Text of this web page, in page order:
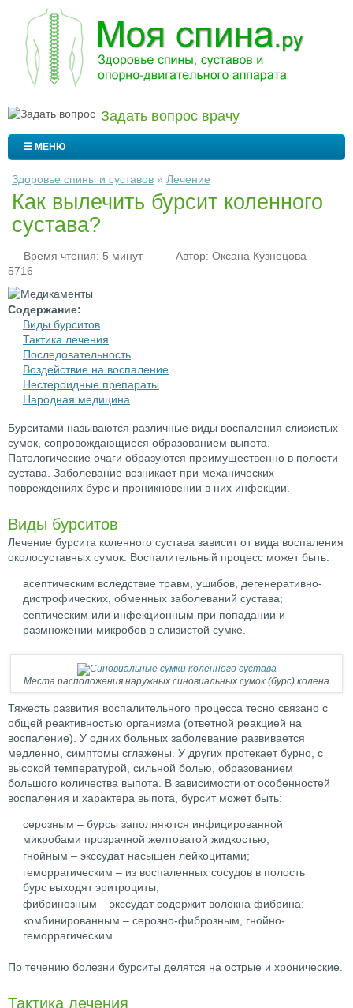
Задать вопрос врачу
☰ МЕНЮ
Здоровье спины и суставов » Лечение
Как вылечить бурсит коленного
сустава?
Время чтения: 5 минут Автор: Оксана Кузнецова
5716
Содержание:
Виды бурситов
Тактика лечения
Последовательность
Воздействие на воспаление
Нестероидные препараты
Народная медицина
Бурситами называются различные виды воспаления слизистых
сумок, сопровождающиеся образованием выпота.
Патологические очаги образуются преимущественно в полости
сустава. Заболевание возникает при механических
повреждениях бурс и проникновении в них инфекции.
Виды бурситов
Лечение бурсита коленного сустава зависит от вида воспаления
околосуставных сумок. Воспалительный процесс может быть:
асептическим вследствие травм, ушибов, дегенеративно-
дистрофических, обменных заболеваний сустава;
септическим или инфекционным при попадании и
размножении микробов в слизистой сумке.
Места расположения наружных синовиальных сумок (бурс) колена
Тяжесть развития воспалительного процесса тесно связано с
общей реактивностью организма (ответной реакцией на
воспаление). У одних больных заболевание развивается
медленно, симптомы сглажены. У других протекает бурно, с
высокой температурой, сильной болью, образованием
большого количества выпота. В зависимости от особенностей
воспаления и характера выпота, бурсит может быть:
серозным – бурсы заполняются инфицированной
микробами прозрачной желтоватой жидкостью;
гнойным – экссудат насыщен лейкоцитами;
геморрагическим – из воспаленных сосудов в полость
бурс выходят эритроциты;
фибринозным – экссудат содержит волокна фибрина;
комбинированным – серозно-фиброзным, гнойно-
геморрагическим.
По течению болезни бурситы делятся на острые и хронические.
Тактика лечения